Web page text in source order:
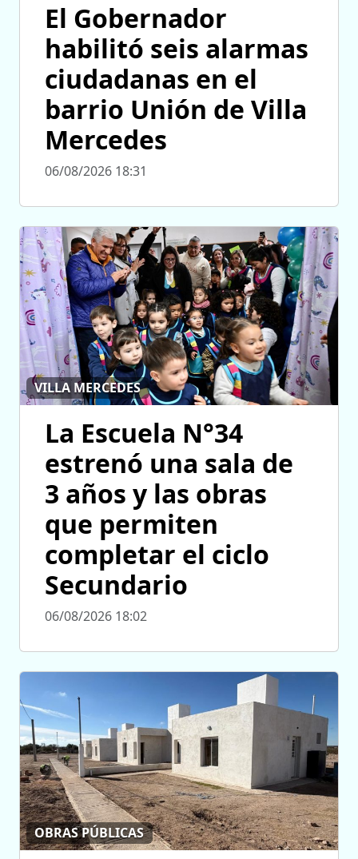
El Gobernador
habilitó seis alarmas
ciudadanas en el
barrio Unión de Villa
Mercedes
06/08/2026 18:31
VILLA MERCEDES
La Escuela N°34
estrenó una sala de
3 años y las obras
que permiten
completar el ciclo
Secundario
06/08/2026 18:02
OBRAS PÚBLICAS